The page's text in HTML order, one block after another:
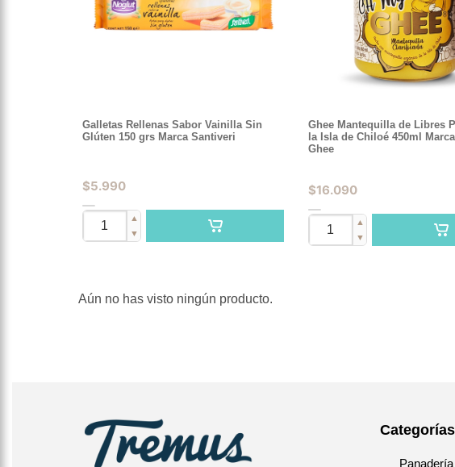
Galletas Rellenas Sabor Vainilla Sin
Glúten 150 grs Marca Santiveri
$5.990
▲
▼
Ghee Mantequilla de Libres
la Isla de Chiloé 450ml
Ghee
$16.090
▲
▼
Aún no has visto ningún producto.
Categorías
Panadería